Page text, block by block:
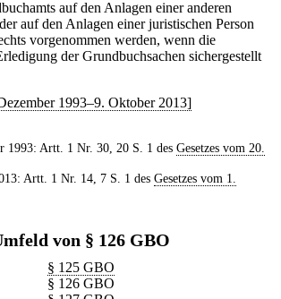
auf den Anlagen einer anderen
auf den Anlagen einer juristischen Person
vorgenommen werden, wenn die
der Grundbuchsachen sichergestellt
1993–9. Oktober 2013]
1993: Artt. 1 Nr. 30, 20 S. 1 des Gesetzes vom 20.
Artt. 1 Nr. 14, 7 S. 1 des Gesetzes vom 1.
von § 126 GBO
§ 125 GBO
§ 126 GBO